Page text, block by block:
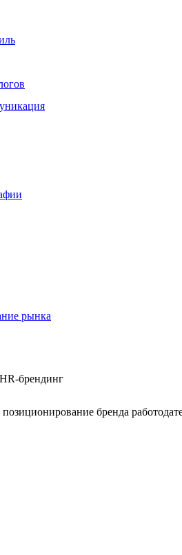
рынка
HR-брендинг
бренда